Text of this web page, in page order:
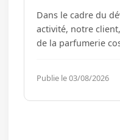
Dans le cadre du
activité, notre
de la parfumerie
produits
normes en vigueur
des produits -
Publie le 03/08/2026